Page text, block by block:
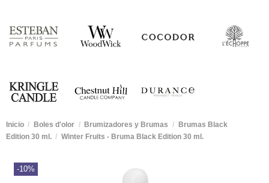
Inicio Boles d'olor Brumizadores y Brumas
Brumas Black
Edition 30 ml.
Winter Fruits - Bruma Black Edition 30 ml.
-10%